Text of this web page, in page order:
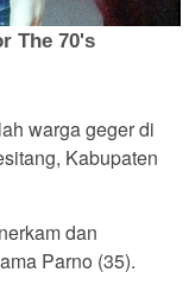
warga geger di
Kabupaten
dan
Parno (35).